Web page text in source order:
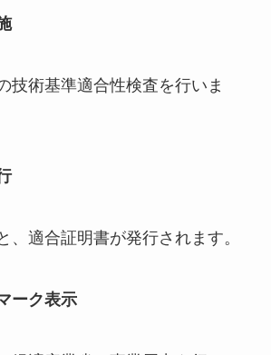
技術基準適合性検査を行いま
、適合証明書が発行されます。
ーク表示